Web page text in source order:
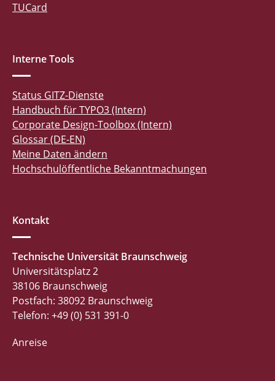
TUCard
Interne Tools
Status GITZ-Dienste
Handbuch für TYPO3 (Intern)
Corporate Design-Toolbox (Intern)
Glossar (DE-EN)
Meine Daten ändern
Hochschulöffentliche Bekanntmachungen
Kontakt
Technische Universität Braunschweig
Universitätsplatz 2
38106 Braunschweig
Postfach: 38092 Braunschweig
Telefon: +49 (0) 531 391-0
Anreise